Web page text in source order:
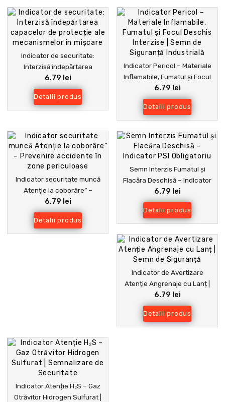
Indicator de securitate:
Interzisă îndepărtarea
capacelor de protecție ale
mecanismelor în mișcare
6.79 lei
Detalii produs
Indicator Pericol – Materiale
Inflamabile, Fumatul și Focul
Deschis Interzise | Semn de
Siguranță Industrială
6.79 lei
Detalii produs
Indicator securitate muncă
Atenție la coborâre” –
Prevenire accidente în zone
periculoase
6.79 lei
Detalii produs
Semn Interzis Fumatul și
Flacăra Deschisă – Indicator
PSI Obligatoriu
6.79 lei
Detalii produs
Indicator de Avertizare
Atenție Angrenaje cu Lanț |
Semn de Siguranță
6.79 lei
Detalii produs
Indicator Atenție H₂S – Gaz
Otrăvitor Hidrogen Sulfurat |